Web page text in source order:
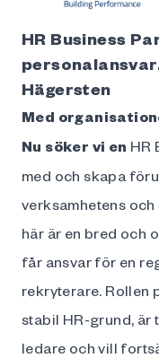
HR Business
Hägersten
Med
Nu söker vi en HR
med och skapa
verksamhetens
här är en bred och
får ansvar för en
rekryterare. Rollen
stabil HR-grund, är
ledare och vill